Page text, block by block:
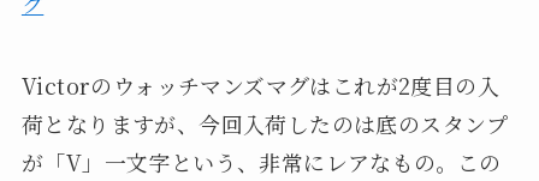
Victorのウォッチマンズマグはこれが2度目の入
荷となりますが、今回入荷したのは底のスタンプ
が「V」一文字という、非常にレアなもの。この